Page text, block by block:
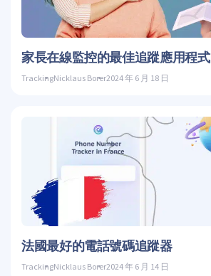
家長在線監控的最佳追蹤應用程式
TrackingNicklaus Borer2024 年 6 月 18 日
法國最好的電話號碼追蹤器
TrackingNicklaus Borer2024 年 6 月 14 日